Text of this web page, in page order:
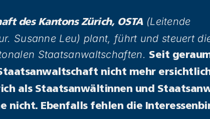
des Kantons Zürich, OSTA(Leitende
Susanne Leu) plant, führt und steuert
Staatsanwaltschaften. Seit
nicht mehr
als Staatsanwältinnen und
nicht. Ebenfalls fehlen die